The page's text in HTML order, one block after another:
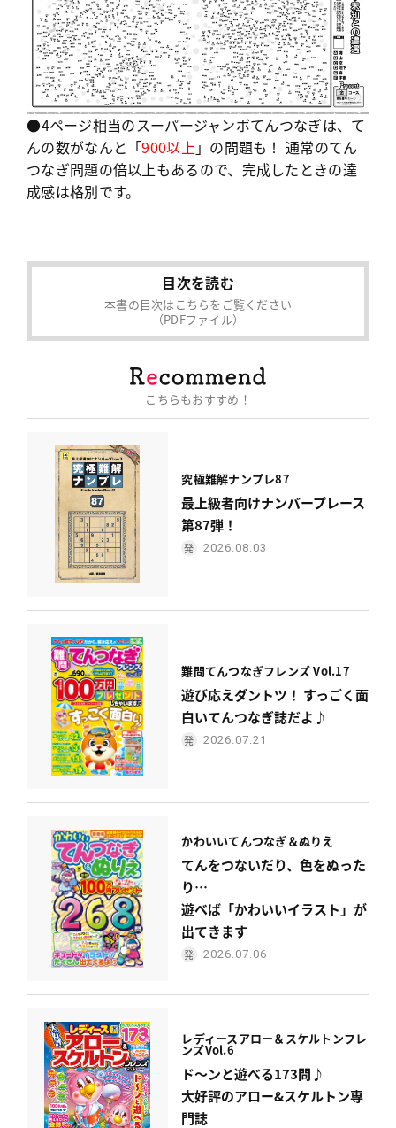
●4ページ相当のスーパージャンボてんつなぎは、て
んの数がなんと「900以上 」の問題も！ 通常のてん
つなぎ問題の倍以上もあるので、完成したときの達
成感は格別です。
目次を読む
本書の目次はこちらをご覧ください
（PDFファイル）
こちらもおすすめ！
究極難解ナンプレ87
最上級者向けナンバープレース
第87弾！
2026.08.03
難問てんつなぎフレンズ Vol.17
遊び応えダントツ！ すっごく面
白いてんつなぎ誌だよ♪
2026.07.21
かわいいてんつなぎ＆ぬりえ
てんをつないだり、色をぬった
り…
遊べば「かわいいイラスト」が
出てきます
2026.07.06
レディース アロー＆スケルトンフレ
ンズVol.6
ド〜ンと遊べる173問♪
大好評のアロー&スケルトン専
門誌